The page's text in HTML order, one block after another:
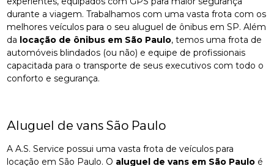
durante a viagem. Trabalhamos com uma vasta frota com os
melhores veículos para o seu aluguel de ônibus em SP. Além
da locação de ônibus em São Paulo, temos uma frota de
automóveis blindados (ou não) e equipe de profissionais
capacitada para o transporte de seus executivos com todo o
conforto e segurança.
Aluguel de vans São Paulo
A A.S. Service possui uma vasta frota de veículos para
locação em São Paulo. O aluguel de vans em São Paulo é